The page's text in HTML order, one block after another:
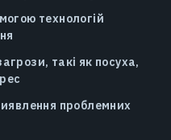
технологій
такі як посуха,
проблемних